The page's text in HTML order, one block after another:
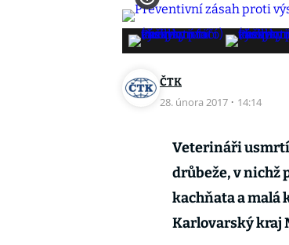
ČTK
28. února 2017 · 14:14
Veterináři usmrtí
drůbeže, v nichž
kachňata a malá
Karlovarský kraj